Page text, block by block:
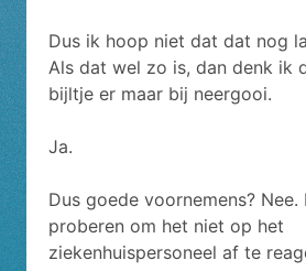
Dus ik hoop niet dat dat nog
Als dat wel zo is, dan denk ik
bijltje er maar bij neergooi.
Ja.
Dus goede voornemens? Nee.
proberen om het niet op het
ziekenhuispersoneel af te